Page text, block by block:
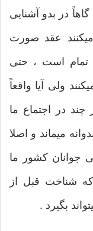
گاهاً در بدو آشنایی
عقد صورت
تمام است ، حتی
ولی آیا واقعاً
چند در اجتماع ما
میماند و اصلا
جوانان كشور ما
كه شناخت قبل از
بگیرد .